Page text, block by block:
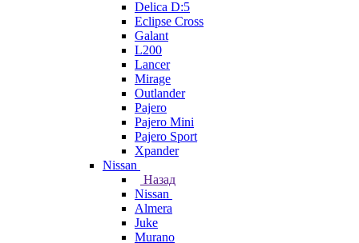
Delica D:5
Eclipse Cross
Galant
L200
Lancer
Mirage
Outlander
Pajero
Pajero Mini
Pajero Sport
Xpander
Nissan
Назад
Nissan
Almera
Juke
Murano